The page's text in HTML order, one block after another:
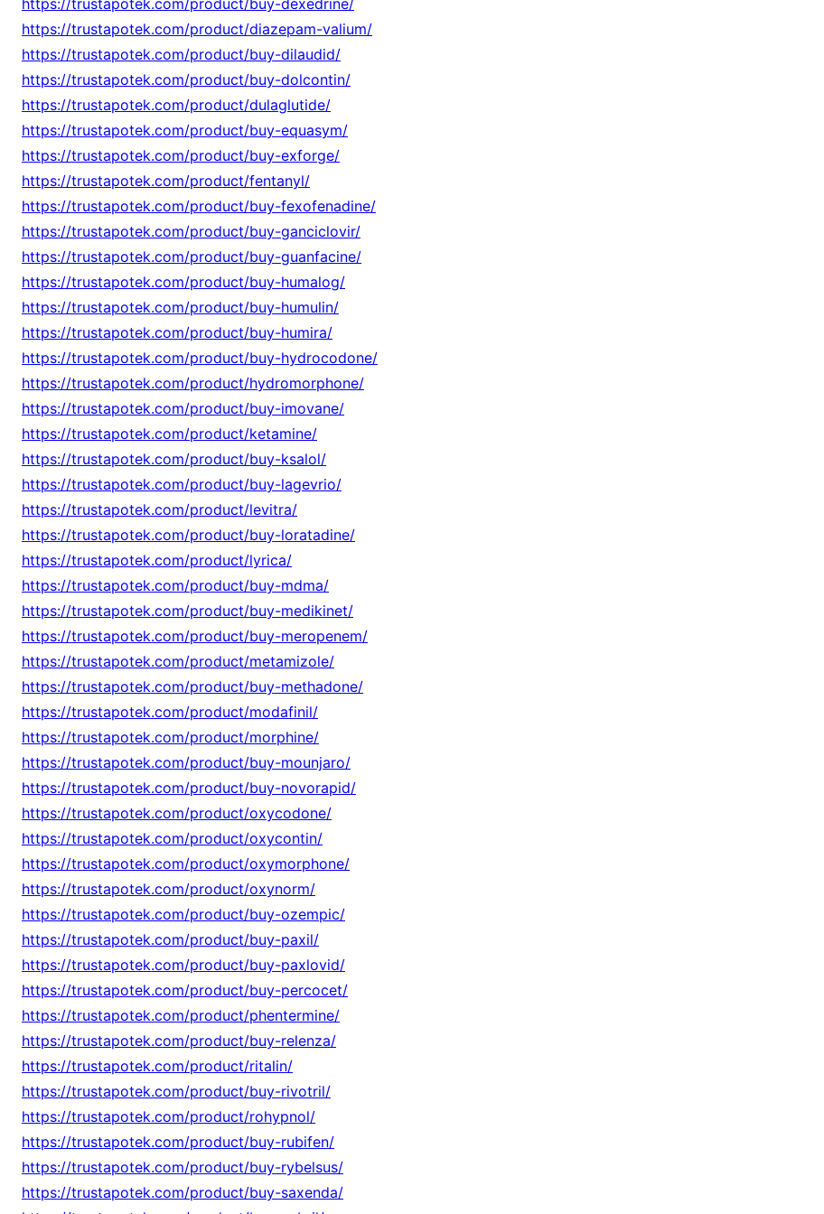
https://trustapotek.com/product/diazepam-valium/
https://trustapotek.com/product/buy-dilaudid/
https://trustapotek.com/product/buy-dolcontin/
https://trustapotek.com/product/dulaglutide/
https://trustapotek.com/product/buy-equasym/
https://trustapotek.com/product/buy-exforge/
https://trustapotek.com/product/fentanyl/
https://trustapotek.com/product/buy-fexofenadine/
https://trustapotek.com/product/buy-ganciclovir/
https://trustapotek.com/product/buy-guanfacine/
https://trustapotek.com/product/buy-humalog/
https://trustapotek.com/product/buy-humulin/
https://trustapotek.com/product/buy-humira/
https://trustapotek.com/product/buy-hydrocodone/
https://trustapotek.com/product/hydromorphone/
https://trustapotek.com/product/buy-imovane/
https://trustapotek.com/product/ketamine/
https://trustapotek.com/product/buy-ksalol/
https://trustapotek.com/product/buy-lagevrio/
https://trustapotek.com/product/levitra/
https://trustapotek.com/product/buy-loratadine/
https://trustapotek.com/product/lyrica/
https://trustapotek.com/product/buy-mdma/
https://trustapotek.com/product/buy-medikinet/
https://trustapotek.com/product/buy-meropenem/
https://trustapotek.com/product/metamizole/
https://trustapotek.com/product/buy-methadone/
https://trustapotek.com/product/modafinil/
https://trustapotek.com/product/morphine/
https://trustapotek.com/product/buy-mounjaro/
https://trustapotek.com/product/buy-novorapid/
https://trustapotek.com/product/oxycodone/
https://trustapotek.com/product/oxycontin/
https://trustapotek.com/product/oxymorphone/
https://trustapotek.com/product/oxynorm/
https://trustapotek.com/product/buy-ozempic/
https://trustapotek.com/product/buy-paxil/
https://trustapotek.com/product/buy-paxlovid/
https://trustapotek.com/product/buy-percocet/
https://trustapotek.com/product/phentermine/
https://trustapotek.com/product/buy-relenza/
https://trustapotek.com/product/ritalin/
https://trustapotek.com/product/buy-rivotril/
https://trustapotek.com/product/rohypnol/
https://trustapotek.com/product/buy-rubifen/
https://trustapotek.com/product/buy-rybelsus/
https://trustapotek.com/product/buy-saxenda/